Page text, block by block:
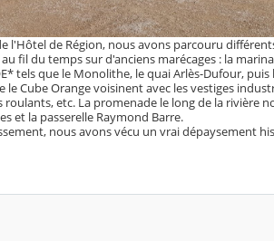
l'Hôtel de Région, nous avons parcouru
fil du temps sur d'anciens marécages : la
tels que le Monolithe, le quai Arlès-Dufour, puis
Cube Orange voisinent avec les vestiges
etc. La promenade le long de la rivière
et la passerelle Raymond Barre.
nous avons vécu un vrai dépaysement